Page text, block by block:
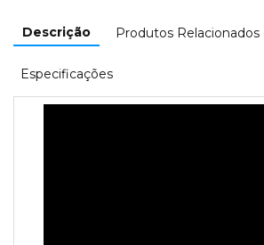
Descrição Produtos Relacionados
Especificações